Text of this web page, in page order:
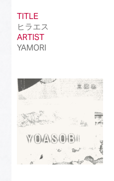
TITLE
ヒラエス
ARTIST
YAMORI